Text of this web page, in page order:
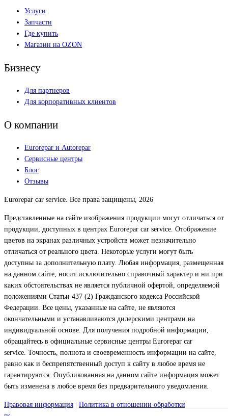
Услуги
Запчасти
Где купить
Магазин на OZON
Бизнесу
Для партнеров
Для корпоративных клиентов
О компании
Eurorepar и Autorepar
Сервисные центры
Блог
Отзывы
Eurorepar car service. Все права защищены, 2026
Представленные на сайте изображения продукции могут отличаться от
продукции, доступных в центрах Eurorepar car service. Отображение
цветов на экранах различных устройств может незначительно
отличаться от реального цвета. Некоторые услуги могут быть
доступны за дополнительную плату. Любая информация, размещенная
на данном сайте, носит исключительно справочный характер и ни при
каких обстоятельствах не является публичной офертой, определяемой
положениями Статьи 437 (2) Гражданского кодекса Российской
Федерации. Все цены, указанные на сайте, не являются
окончательными и устанавливаются дилерскими центрами на
индивидуальной основе. Для получения подробной информации,
обращайтесь в официальные сервисные центры Eurorepar car
service. Точность, полнота и своевременность информации на сайте,
равно как и беспрепятственный доступ к сайту в любое время не
гарантируются. Опубликованная на данном сайте информация может
быть изменена в любое время без предварительного уведомления.
Правовая информация
Политика в отношении обработки